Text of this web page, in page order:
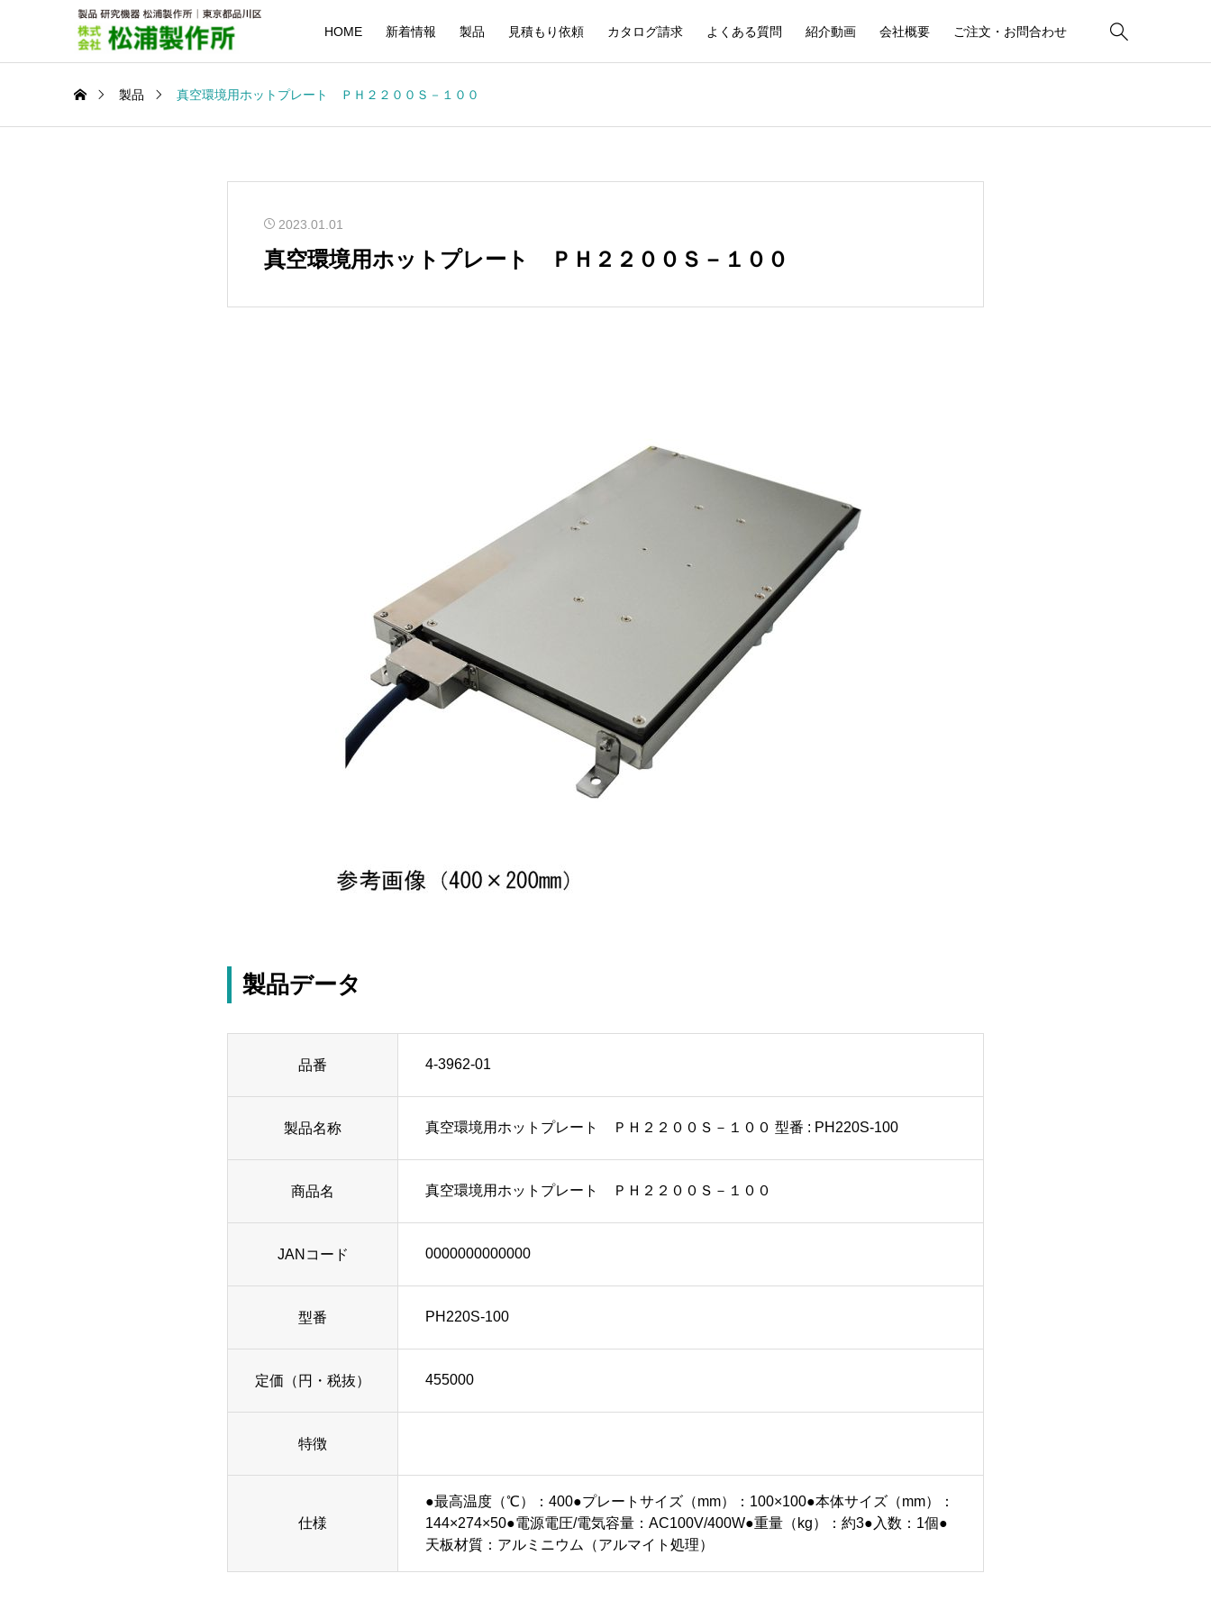
HOME 新着情報 製品 見積もり依頼 カタログ請求 よくある質問 紹介動画 会社概要 ご注文・お問合わせ 
製品 真空環境用ホットプレート ＰＨ２２００Ｓ－１００
2023.01.01
真空環境用ホットプレート ＰＨ２２００Ｓ－１００
製品データ
品番 4-3962-01
製品名称 真空環境用ホットプレート ＰＨ２２００Ｓ－１００ 型番 : PH220S-100
商品名 真空環境用ホットプレート ＰＨ２２００Ｓ－１００
JANコード 0000000000000
型番 PH220S-100
定価（円・税抜） 455000
特徴
仕様
●最高温度（℃）：400●プレートサイズ（mm）：100×100●本体サイズ（mm）：
144×274×50●電源電圧/電気容量：AC100V/400W●重量（kg）：約3●入数：1個●
天板材質：アルミニウム（アルマイト処理）